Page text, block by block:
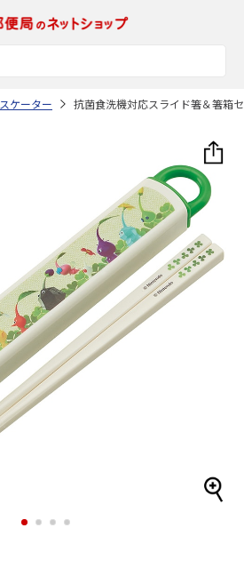
スケーター 抗菌食洗機対応スライド箸＆箸箱
1 2 3 4